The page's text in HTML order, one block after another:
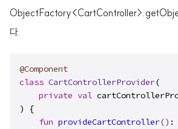
다.
@Component
class CartControllerProvider(
private val
) {
fun provideCartController() :